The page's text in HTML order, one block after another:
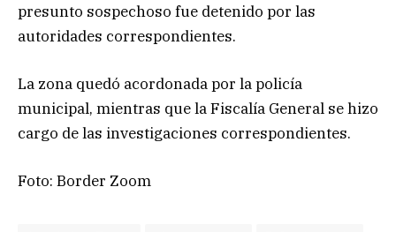
presunto sospechoso fue detenido por las
autoridades correspondientes.
La zona quedó acordonada por la policía
municipal, mientras que la Fiscalía General se hizo
cargo de las investigaciones correspondientes.
Foto: Border Zoom